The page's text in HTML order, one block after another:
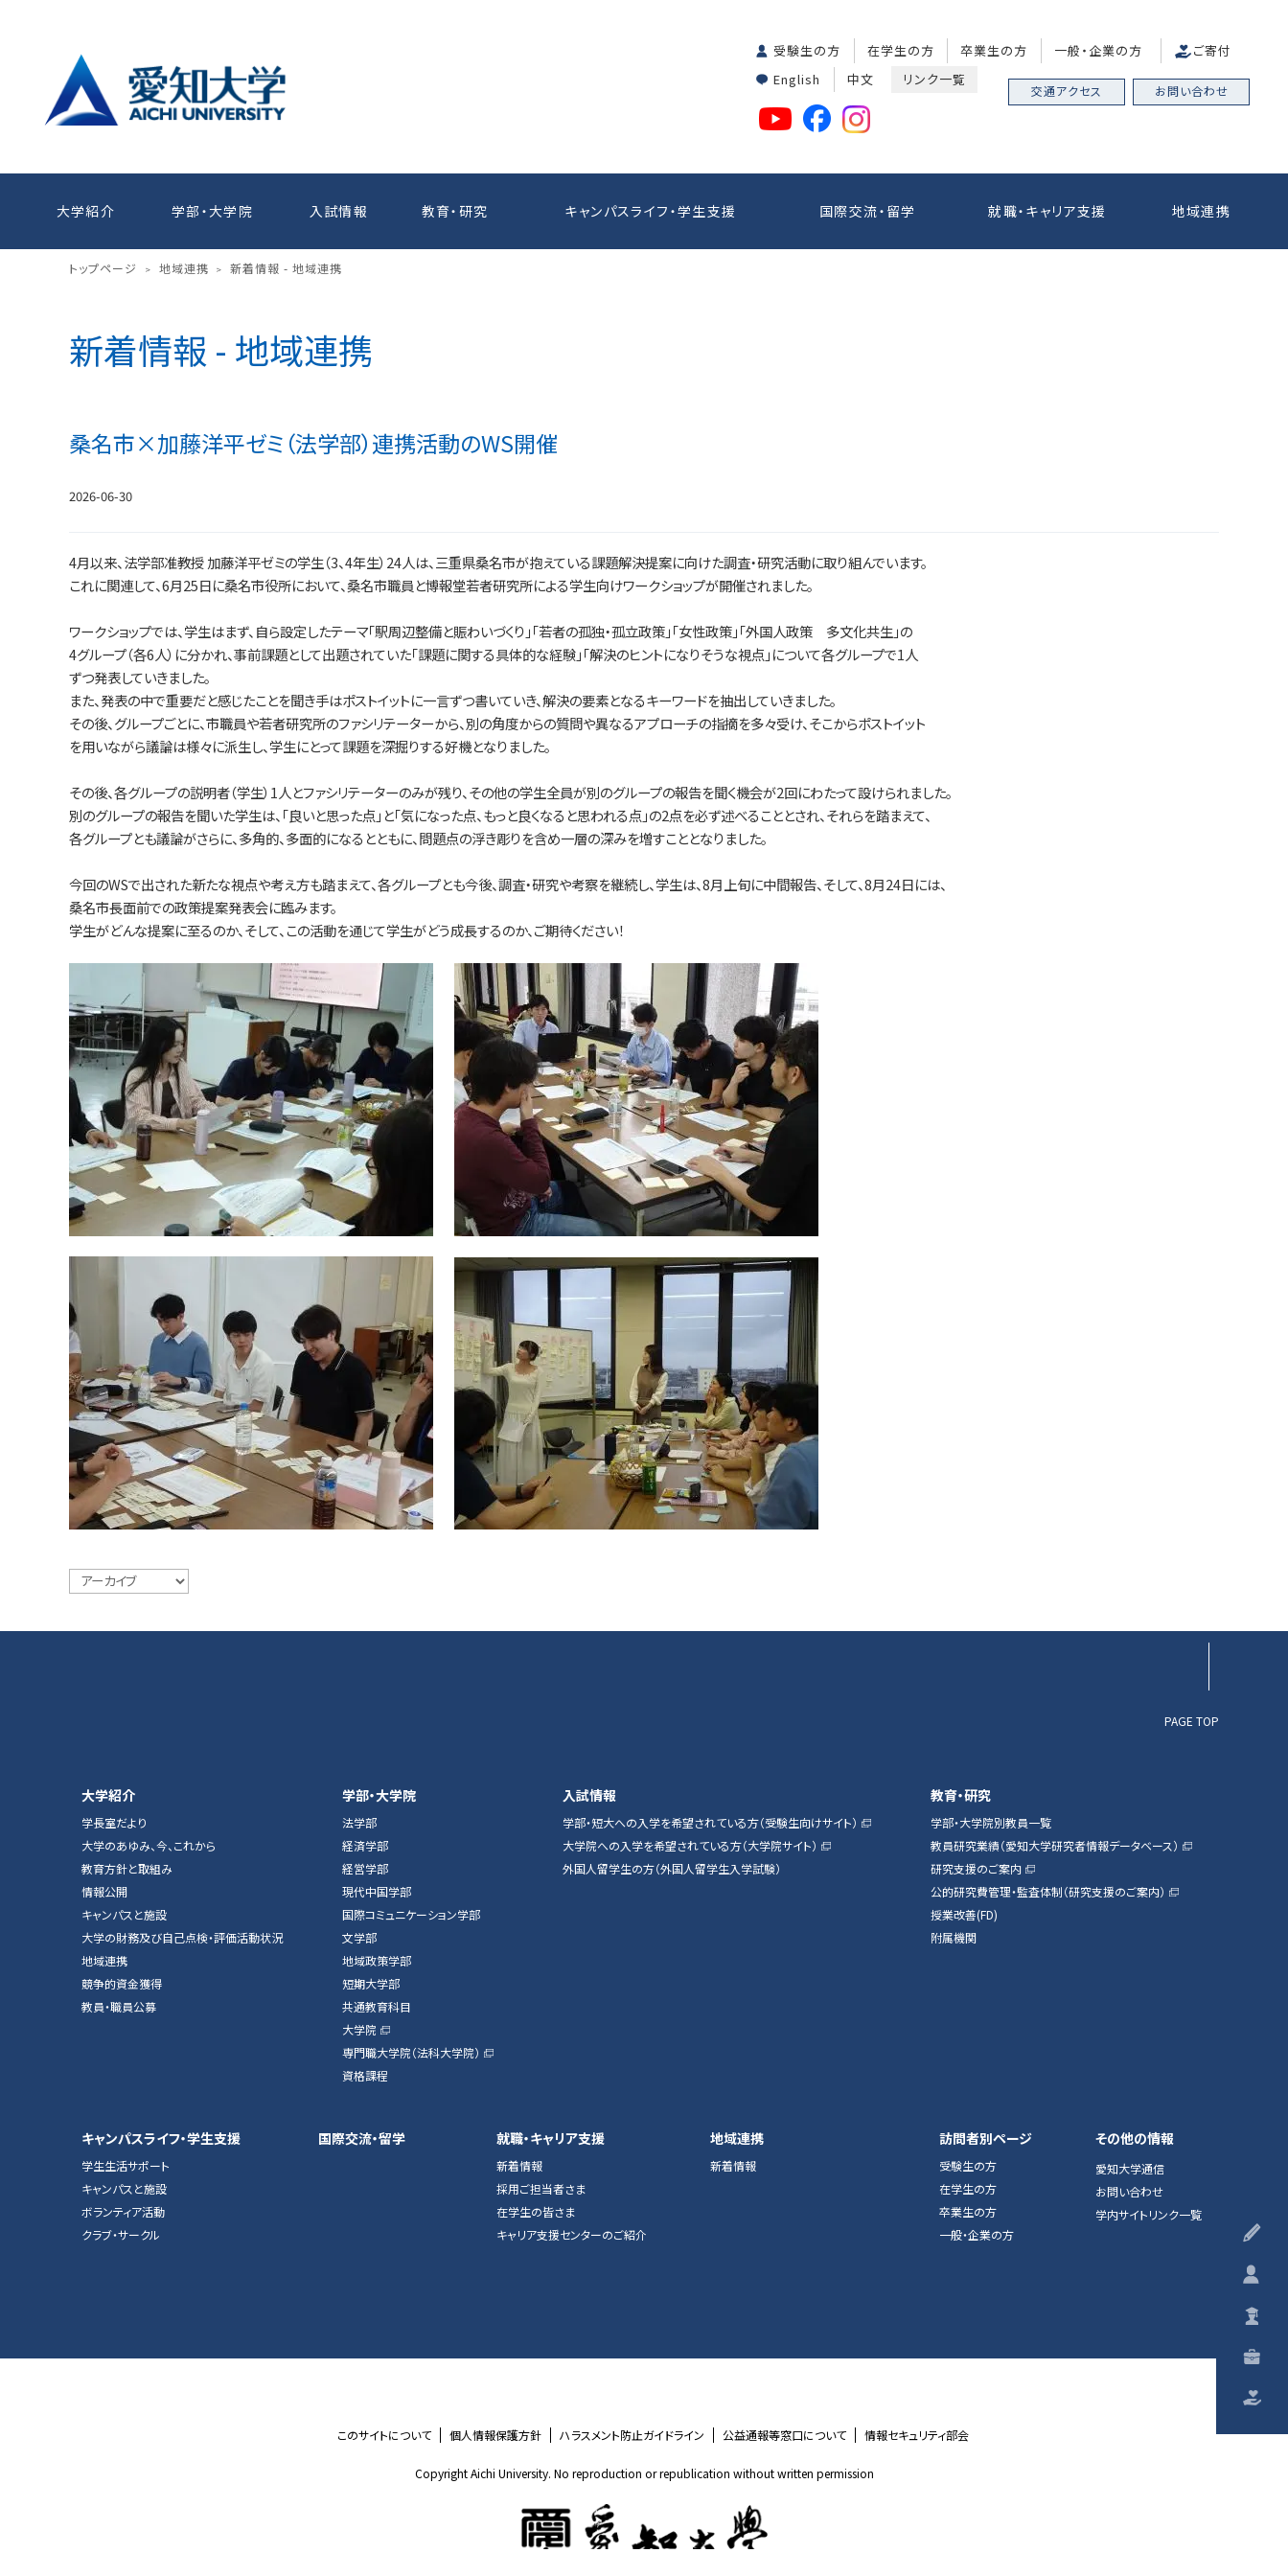
受験生の方 在学生の方 卒業生の方 一般・企業の方
ご寄付
English
中文 リンク一覧
交通アクセス お問い合わせ
大学紹介 学部・大学院 入試情報 教育・研究 キャンパスライフ・学生支援 国際交流・留学 就職・キャリア支援 地域連携
トップページ > 地域連携 > 新着情報 - 地域連携
新着情報 - 地域連携
桑名市×加藤洋平ゼミ（法学部）連携活動のWS開催
2026-06-30
4月以来、法学部准教授 加藤洋平ゼミの学生（3、4年生）24人は、三重県桑名市が抱えている課題解決提案に向けた調査・研究活動に取り組んでいます。
これに関連して、6月25日に桑名市役所において、桑名市職員と博報堂若者研究所による学生向けワークショップが開催されました。
ワークショップでは、学生はまず、自ら設定したテーマ「駅周辺整備と賑わいづくり」「若者の孤独・孤立政策」「女性政策」「外国人政策 多文化共生」の
4グループ（各6人）に分かれ、事前課題として出題されていた「課題に関する具体的な経験」「解決のヒントになりそうな視点」について各グループで1人
ずつ発表していきました。
また、発表の中で重要だと感じたことを聞き手はポストイットに一言ずつ書いていき、解決の要素となるキーワードを抽出していきました。
その後、グループごとに、市職員や若者研究所のファシリテーターから、別の角度からの質問や異なるアプローチの指摘を多々受け、そこからポストイット
を用いながら議論は様々に派生し、学生にとって課題を深掘りする好機となりました。
その後、各グループの説明者（学生）1人とファシリテーターのみが残り、その他の学生全員が別のグループの報告を聞く機会が2回にわたって設けられました。
別のグループの報告を聞いた学生は、「良いと思った点」と「気になった点、もっと良くなると思われる点」の2点を必ず述べることとされ、それらを踏まえて、
各グループとも議論がさらに、多角的、多面的になるとともに、問題点の浮き彫りを含め一層の深みを増すこととなりました。
今回のWSで出された新たな視点や考え方も踏まえて、各グループとも今後、調査・研究や考察を継続し、学生は、8月上旬に中間報告、そして、8月24日には、
桑名市長面前での政策提案発表会に臨みます。
学生がどんな提案に至るのか、そして、この活動を通じて学生がどう成長するのか、ご期待ください！
PAGE TOP
大学紹介
学長室だより
大学のあゆみ、今、これから
教育方針と取組み
情報公開
キャンパスと施設
大学の財務及び自己点検・評価活動状況
地域連携
競争的資金獲得
教員・職員公募
学部・大学院
法学部
経済学部
経営学部
現代中国学部
国際コミュニケーション学部
文学部
地域政策学部
短期大学部
共通教育科目
大学院
専門職大学院（法科大学院）
資格課程
入試情報
学部・短大への入学を希望されている方（受験生向けサイト）
大学院への入学を希望されている方（大学院サイト）
外国人留学生の方（外国人留学生入学試験）
教育・研究
学部・大学院別教員一覧
教員研究業績（愛知大学研究者情報データベース）
研究支援のご案内
公的研究費管理・監査体制（研究支援のご案内）
授業改善(FD)
附属機関
キャンパスライフ・学生支援
学生生活サポート
キャンパスと施設
ボランティア活動
クラブ・サークル
国際交流・留学 就職・キャリア支援
新着情報
採用ご担当者さま
在学生の皆さま
キャリア支援センターのご紹介
地域連携
新着情報
訪問者別ページ
受験生の方
在学生の方
卒業生の方
一般・企業の方
その他の情報
愛知大学通信
お問い合わせ
学内サイトリンク一覧
このサイトについて 個人情報保護方針 ハラスメント防止ガイドライン 公益通報等窓口について 情報セキュリティ部会
Copyright Aichi University. No reproduction or republication without written permission